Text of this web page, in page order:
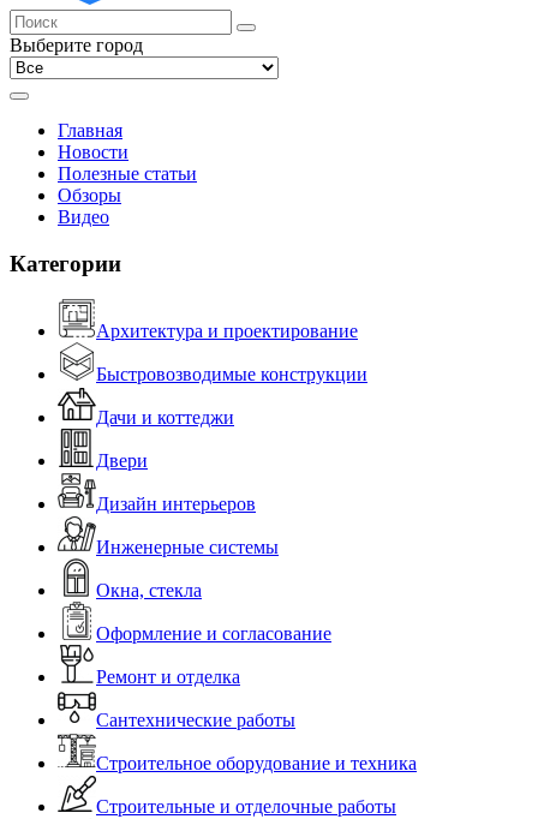
Выберите город
Главная
Новости
Полезные статьи
Обзоры
Видео
Категории
Архитектура и проектирование
Быстровозводимые конструкции
Дачи и коттеджи
Двери
Дизайн интерьеров
Инженерные системы
Окна, стекла
Оформление и согласование
Ремонт и отделка
Сантехнические работы
Строительное оборудование и техника
Строительные и отделочные работы